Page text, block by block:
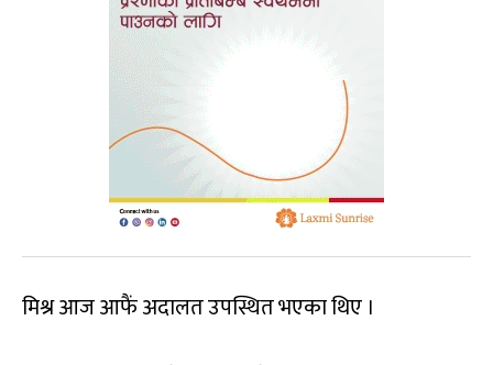
मिश्र आज आफैं अदालत उपस्थित भएका थिए ।